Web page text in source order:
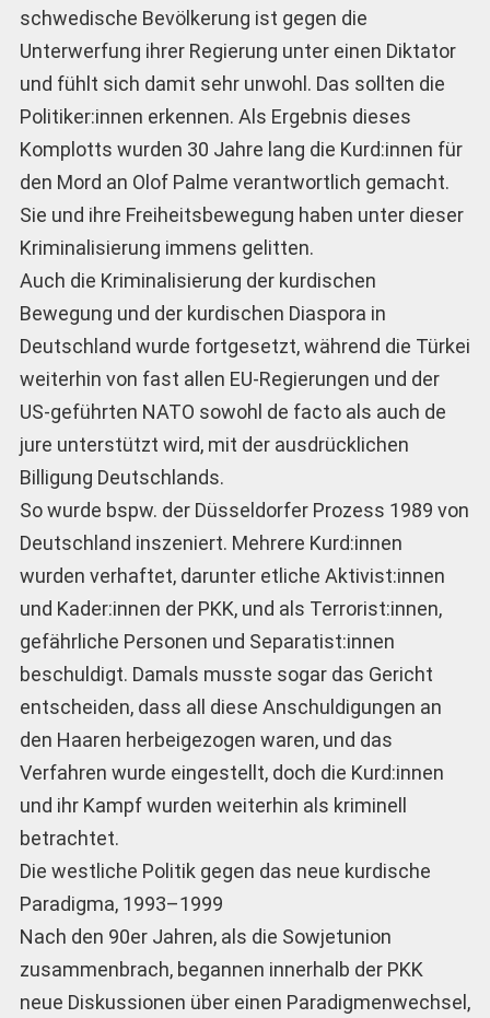
schwedische Bevölkerung ist gegen die
Unterwerfung ihrer Regierung unter einen Diktator
und fühlt sich damit sehr unwohl. Das sollten die
Politiker:innen erkennen. Als Ergebnis dieses
Komplotts wurden 30 Jahre lang die Kurd:innen für
den Mord an Olof Palme verantwortlich gemacht.
Sie und ihre Freiheitsbewegung haben unter dieser
Kriminalisierung immens gelitten.
Auch die Kriminalisierung der kurdischen
Bewegung und der kurdischen Diaspora in
Deutschland wurde fortgesetzt, während die Türkei
weiterhin von fast allen EU-Regierungen und der
US-geführten NATO sowohl de facto als auch de
jure unterstützt wird, mit der ausdrücklichen
Billigung Deutschlands.
So wurde bspw. der Düsseldorfer Prozess 1989 von
Deutschland inszeniert. Mehrere Kurd:innen
wurden verhaftet, darunter etliche Aktivist:innen
und Kader:innen der PKK, und als Terrorist:innen,
gefährliche Personen und Separatist:innen
beschuldigt. Damals musste sogar das Gericht
entscheiden, dass all diese Anschuldigungen an
den Haaren herbeigezogen waren, und das
Verfahren wurde eingestellt, doch die Kurd:innen
und ihr Kampf wurden weiterhin als kriminell
betrachtet.
Die westliche Politik gegen das neue kurdische
Paradigma, 1993–1999
Nach den 90er Jahren, als die Sowjetunion
zusammenbrach, begannen innerhalb der PKK
neue Diskussionen über einen Paradigmenwechsel,